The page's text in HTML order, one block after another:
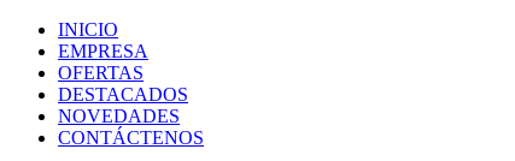
INICIO
EMPRESA
OFERTAS
DESTACADOS
NOVEDADES
CONTÁCTENOS